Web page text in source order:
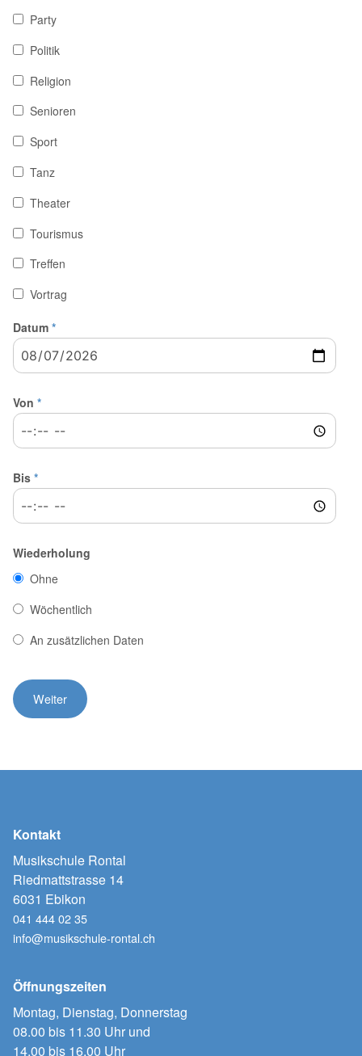
Party
Politik
Religion
Senioren
Sport
Tanz
Theater
Tourismus
Treffen
Vortrag
Datum *
Von *
Bis *
Wiederholung
Ohne
Wöchentlich
An zusätzlichen Daten
Kontakt
Musikschule Rontal
Riedmattstrasse 14
6031 Ebikon
041 444 02 35
info@musikschule-rontal.ch
Öffnungszeiten
Montag, Dienstag, Donnerstag
08.00 bis 11.30 Uhr und
14.00 bis 16.00 Uhr